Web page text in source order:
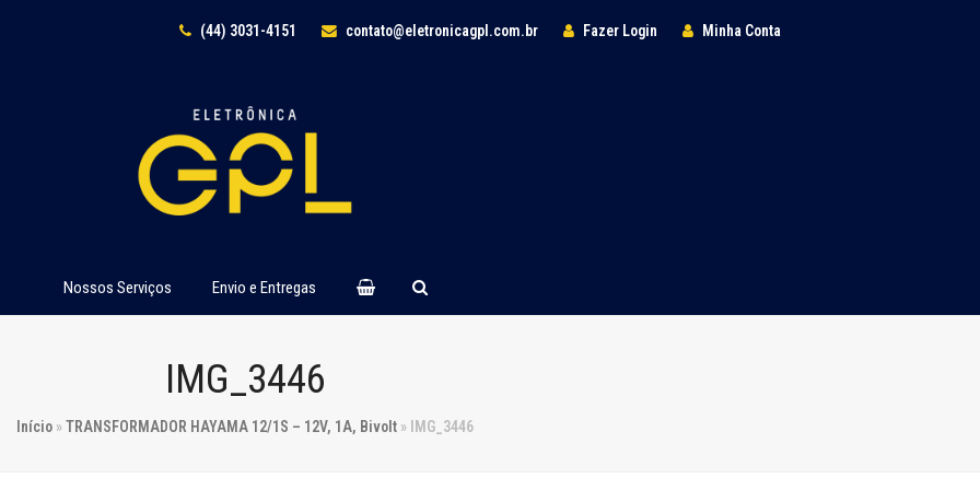
(44) 3031-4151 contato@eletronicagpl.com.br Fazer Login Minha Conta
Nossos Serviços Envio e Entregas
IMG_3446
Início »TRANSFORMADOR HAYAMA 12/1S – 12V, 1A, Bivolt » IMG_3446